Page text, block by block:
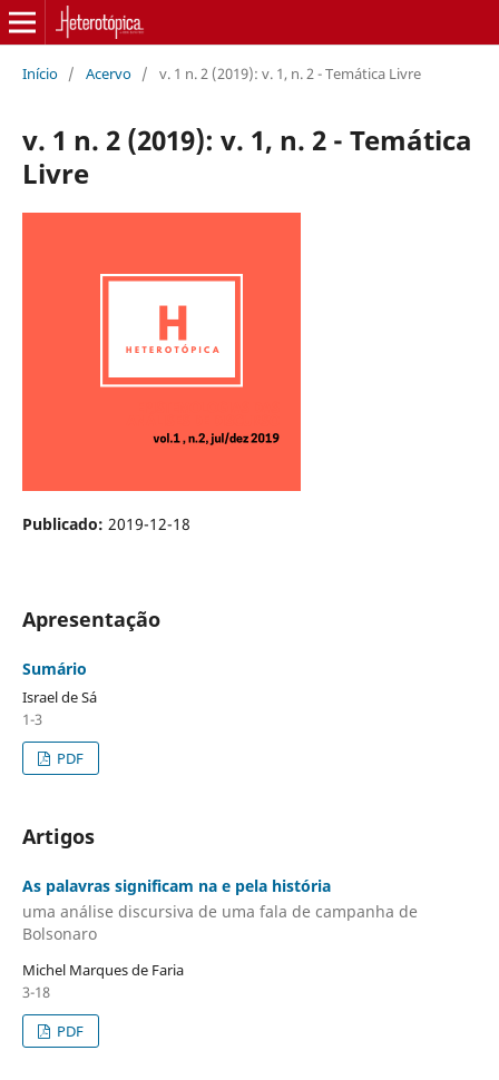
Início / Acervo / v. 1 n. 2 (2019): v. 1, n. 2 - Temática Livre
v. 1 n. 2 (2019): v. 1, n. 2 - Temática
Livre
Publicado: 2019-12-18
Apresentação
Sumário
Israel de Sá
1-3
PDF
Artigos
As palavras significam na e pela história
uma análise discursiva de uma fala de campanha de
Bolsonaro
Michel Marques de Faria
3-18
PDF